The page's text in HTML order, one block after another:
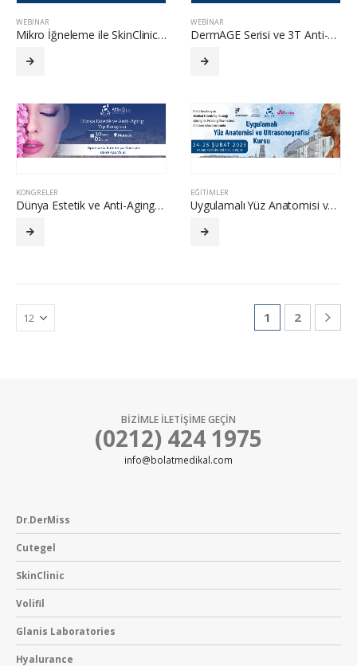
WEBINAR
Mikro İğneleme ile SkinClinic Cilt Gençleştirme Protokolleri
WEBINAR
DermAGE Serisi ve 3T Anti-Aging Protokolleri
KONGRELER
Dünya Estetik ve Anti-Aging Tıp Kongresi
EĞITIMLER
Uygulamalı Yüz Anatomisi ve Ultrasonografisi Kursu
1 2
BİZİMLE İLETİŞİME GEÇİN
(0212) 424 1975
info@bolatmedikal.com
Dr.DerMiss
Cutegel
SkinClinic
Volifil
Glanis Laboratories
Hyalurance